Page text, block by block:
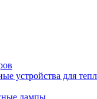
устройства для
лампы